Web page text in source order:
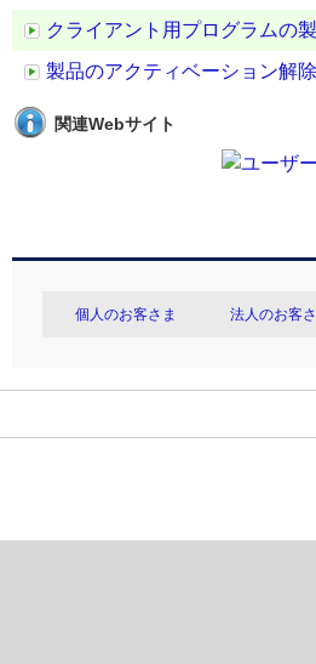
クライアント用プログラムの
製品のアクティベーション解
関連Webサイト
個人のお客さま 法人のお客